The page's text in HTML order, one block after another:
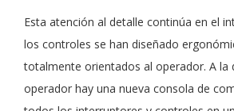
Esta atención al detalle continúa en el
los controles se han diseñado
totalmente orientados al operador. A la
operador hay una nueva consola de